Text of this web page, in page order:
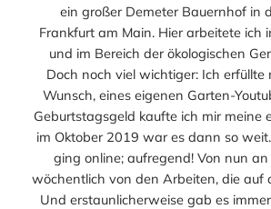
ein großer Demeter Bauernhof in
Frankfurt am Main. Hier arbeitete ich
und im Bereich der ökologischen
Doch noch viel wichtiger: Ich erfüllte
Wunsch, eines eigenen Garten-
Geburtstagsgeld kaufte ich mir meine
im Oktober 2019 war es dann so
ging online; aufregend! Von nun
wöchentlich von den Arbeiten, die auf
Und erstaunlicherweise gab es